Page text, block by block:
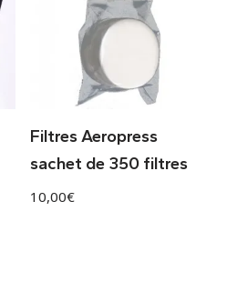
Filtres Aeropress
sachet de 350 filtres
10,00€